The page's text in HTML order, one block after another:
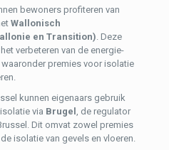
bewoners profiteren van
Wallonisch
en Transition). Deze
verbeteren van de energie-
premies voor isolatie
kunnen eigenaars gebruik
via Brugel , de regulator
Dit omvat zowel premies
isolatie van gevels en vloeren.